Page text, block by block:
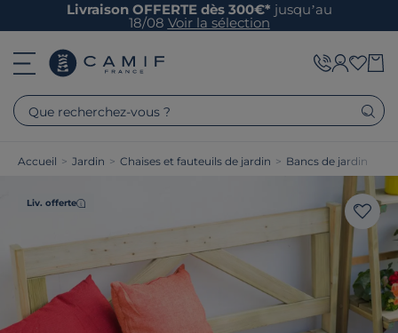
Livraison OFFERTE dès 300€* jusqu’au
18/08 Voir la sélection
Que recherchez-vous ?
Accueil > Jardin > Chaises et fauteuils de jardin > Bancs de jardin
Liv. offerte